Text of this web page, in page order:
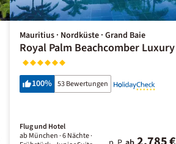
Mauritius · Nordküste · Grand Baie
Royal Palm Beachcomber Luxury
100% 53 Bewertungen
Flug und Hotel
ab München ·6 Nächte·